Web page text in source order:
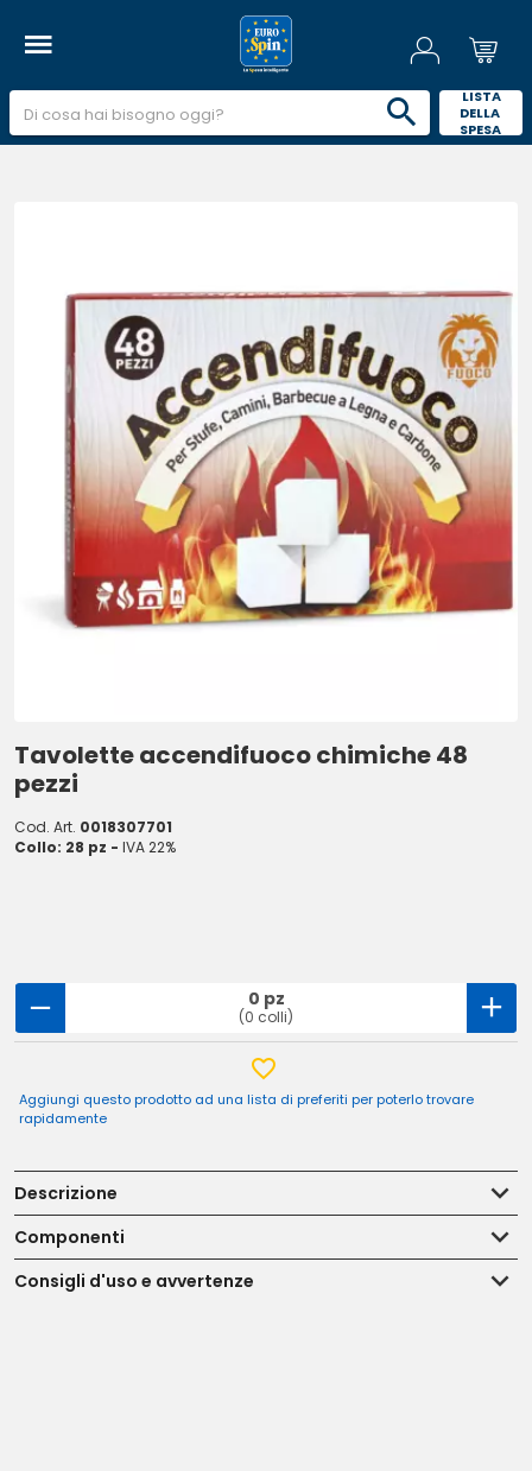
LISTA
DELLA
SPESA
Tavolette accendifuoco chimiche 48
pezzi
Cod. Art. 0018307701
Collo: 28 pz - IVA 22%
0 pz
(0 colli)
Aggiungi questo prodotto ad una lista di preferiti per poterlo trovare
rapidamente
Descrizione
Componenti
Consigli d'uso e avvertenze